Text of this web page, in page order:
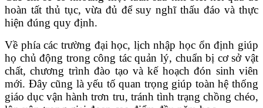
hoàn tất thủ tục, vừa đủ để suy nghĩ thấu đáo và thực
hiện đúng quy định.
Về phía các trường đại học, lịch nhập học ổn định giúp
họ chủ động trong công tác quản lý, chuẩn bị cơ sở vật
chất, chương trình đào tạo và kế hoạch đón sinh viên
mới. Đây cũng là yếu tố quan trọng giúp toàn hệ thống
giáo dục vận hành trơn tru, tránh tình trạng chồng chéo,